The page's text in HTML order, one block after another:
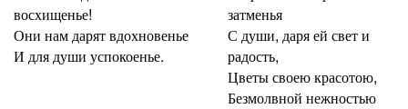
восхищенье!
Они нам дарят вдохновенье
И для души успокоенье.
затменья
С души, даря ей свет и
радость,
Цветы своею красотою,
Безмолвной нежностью